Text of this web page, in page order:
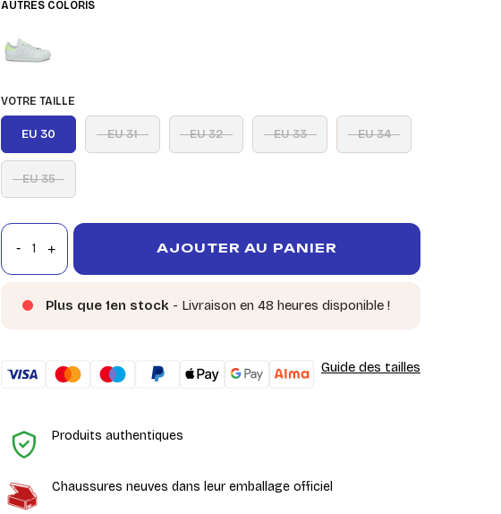
AUTRES COLORIS
VOTRE TAILLE
EU 30 EU 31 EU 32 EU 33 EU 34
EU 35
AJOUTER AU PANIER
Plus que 1en stock - Livraison en 48 heures disponible !
Guide des tailles
Produits authentiques
Chaussures neuves dans leur emballage officiel